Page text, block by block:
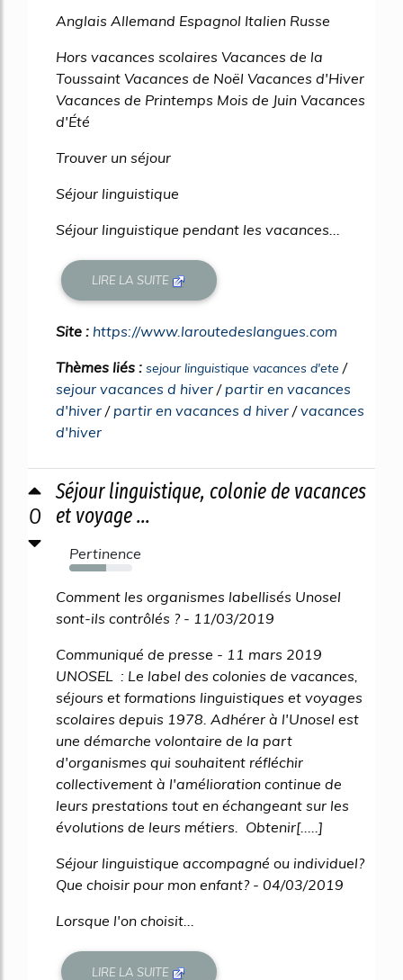
Anglais Allemand Espagnol Italien Russe
Hors vacances scolaires Vacances de la
Toussaint Vacances de Noël Vacances d'Hiver
Vacances de Printemps Mois de Juin Vacances
d'Été
Trouver un séjour
Séjour linguistique
Séjour linguistique pendant les vacances...
LIRE LA SUITE
Site : https://www.laroutedeslangues.com
Thèmes liés : sejour linguistique vacances d'ete /
sejour vacances d hiver / partir en vacances
d'hiver / partir en vacances d hiver /vacances
d'hiver
0
Séjour linguistique, colonie de vacances
et voyage ...
Pertinence
58%
Comment les organismes labellisés Unosel
sont-ils contrôlés ? - 11/03/2019
Communiqué de presse - 11 mars 2019
UNOSEL : Le label des colonies de vacances,
séjours et formations linguistiques et voyages
scolaires depuis 1978. Adhérer à l'Unosel est
une démarche volontaire de la part
d'organismes qui souhaitent réfléchir
collectivement à l'amélioration continue de
leurs prestations tout en échangeant sur les
évolutions de leurs métiers. Obtenir[.....]
Séjour linguistique accompagné ou individuel?
Que choisir pour mon enfant? - 04/03/2019
Lorsque l'on choisit...
LIRE LA SUITE